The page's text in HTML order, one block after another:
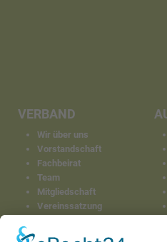
VERBAND
Wir über uns
Vorstandschaft
Fachbeirat
Team
Mitgliedschaft
Vereinssatzung